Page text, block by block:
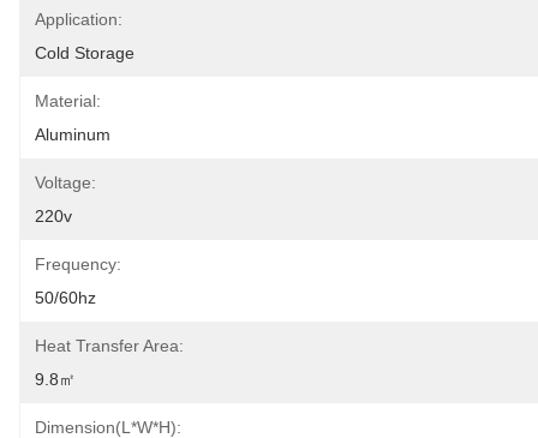
Application:
Cold Storage
Material:
Aluminum
Voltage:
220v
Frequency:
50/60hz
Heat Transfer Area:
9.8㎡
Dimension(L*W*H):